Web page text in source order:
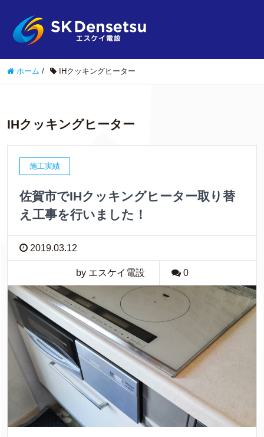
ホーム / IHクッキングヒーター
IHクッキングヒーター
施工実績
佐賀市でIHクッキングヒーター取り替
え工事を行いました！
2019.03.12
by エスケイ電設 0